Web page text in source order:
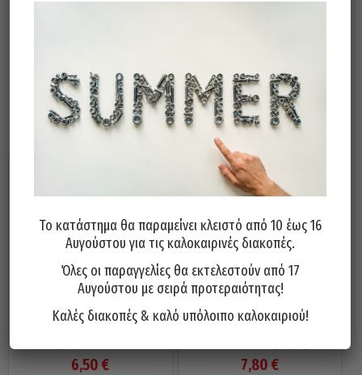
Σχετικά προϊόντα
Φυσητήρας GHIOTTO Ιταλίας
6,50€
Φυσητήρας GHIOTTO Ιταλίας
7,80€
Το κατάστημα θα παραμείνει κλειστό από 10 έως 16
Αυγούστου για τις καλοκαιρινές διακοπές.
Όλες οι παραγγελίες θα εκτελεστούν από 17
Αυγούστου με σειρά προτεραιότητας!
Καλές διακοπές & καλό υπόλοιπο καλοκαιριού!